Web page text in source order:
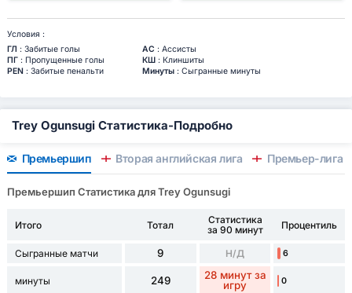
Условия :
ГЛ : Забитые голы АС : Ассисты
ПГ: Пропущенные голы КШ: Клиншиты
PEN : Забитые пенальти Минуты: Сыгранные минуты
Trey Ogunsugi Статистика-Подробно
Премьершип Вторая английская лига Премьер-лига
Премьершип Статистика для Trey Ogunsugi
Итого Тотал
Статистика
за 90 минут
Процентиль
Сыгранные матчи 9 Н/Д 6
минуты 249
28 минут за
игру
0